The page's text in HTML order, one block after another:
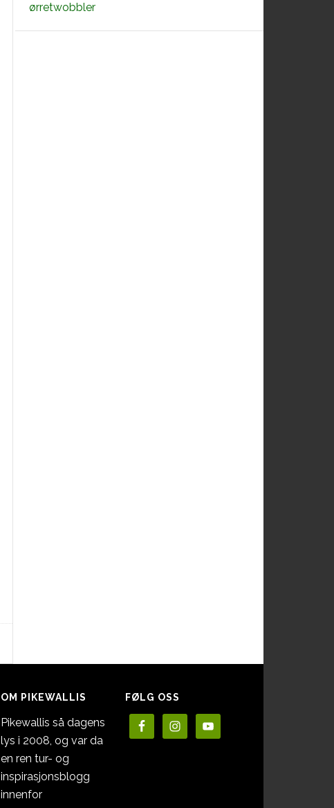
ørretwobbler
OM PIKEWALLIS
Pikewallis så dagens
lys i 2008, og var da
en ren tur- og
inspirasjonsblogg
innenfor
FØLG OSS